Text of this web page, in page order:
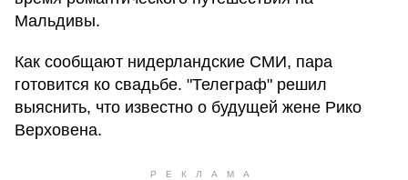
Мальдивы.
Как сообщают нидерландские СМИ, пара
готовится ко свадьбе. "Телеграф" решил
выяснить, что известно о будущей жене Рико
Верховена.